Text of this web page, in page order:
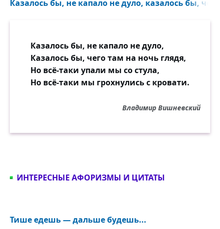
Казалось бы, не капало не дуло, казалось бы,
Казалось бы, не капало не дуло,
Казалось бы, чего там на ночь глядя,
Но всё-таки упали мы со стула,
Но всё-таки мы грохнулись с кровати.
Владимир Вишневский
ИНТЕРЕСНЫЕ АФОРИЗМЫ И ЦИТАТЫ
Тише едешь — дальше будешь...